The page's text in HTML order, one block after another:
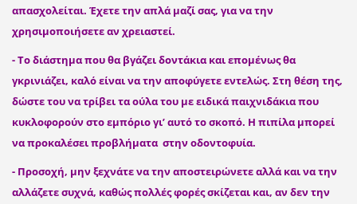
απασχολείται. Έχετε την απλά μαζί σας, για να την
χρησιμοποιήσετε αν χρειαστεί.
- Το διάστημα που θα βγάζει δοντάκια και επομένως θα
γκρινιάζει, καλό είναι να την αποφύγετε εντελώς. Στη θέση της,
δώστε του να τρίβει τα ούλα του με ειδικά παιχνιδάκια που
κυκλοφορούν στο εμπόριο γι’ αυτό το σκοπό. Η πιπίλα μπορεί
να προκαλέσει προβλήματα στην οδοντοφυία.
- Προσοχή, μην ξεχνάτε να την αποστειρώνετε αλλά και να την
αλλάζετε συχνά, καθώς πολλές φορές σκίζεται και, αν δεν την